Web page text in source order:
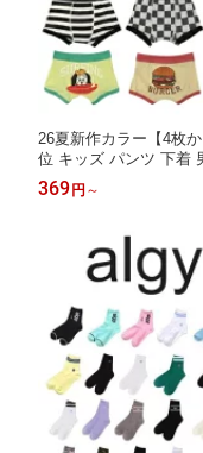
26夏新作カラー【4枚
位 キッズ パンツ 下着
m-150cm ampersand |
ンツ 肌着 パンツ子供
369 円 ～